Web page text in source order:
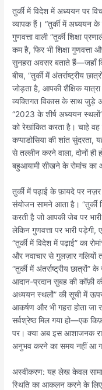
तुर्की में विदेश में अध्ययन पर
व्यापक हैं। “तुर्की में अध्ययन
गुणवत्ता वाली “तुर्की शिक्षा
कम है, फिर भी शिक्षा
सुनहरा अवसर बताते हैं—जहाँ
बीच, “तुर्की में अंतर्राष्ट्रीय
जोड़ता है, आपकी शैक्षिक
व्यक्तिगत विकास के साथ जुड़े
“2023 के शीर्ष अध्ययन
को रेखांकित करता है। चाहे
कप्पाडोसिया की शांत
से तल्लीन करने वाला, दोनों
बहुआयामी सीखने के रोमांच
तुर्की में पढ़ाई के फ़ायदे पर
संयोजन सामने आता है। “तुर्की
करती है जो आपकी जेब पर
लेकिन गुणवत्ता पर भारी
“तुर्की में विदेश में पढ़ाई” का
और नवाचार से गुलज़ार
“तुर्की में अंतर्राष्ट्रीय
आदान-प्रदान सुबह की कॉफ़ी
अध्ययन स्थलों” की सूची में ऊपर
आकर्षण और भी गहरा होता जा
सर्वश्रेष्ठ मिल गया हो—एक
पर। क्या अब इस आशाजनक
अनुभव करने का समय नहीं आ
अस्वीकरण: यह लेख केवल
स्थिति का आकलन करने के लिए